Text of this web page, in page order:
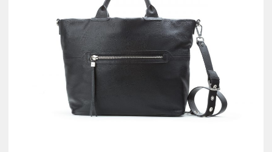
HIP
KULT
UTCA
ZENE